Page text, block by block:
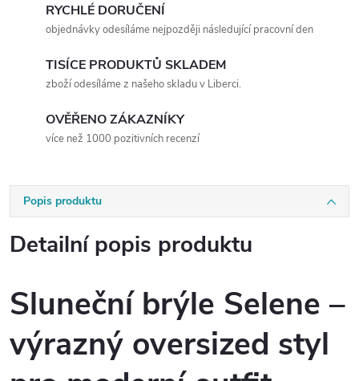
RYCHLÉ DORUČENÍ
objednávky odesíláme nejpozději následující pracovní den
TISÍCE PRODUKTŮ SKLADEM
zboží odesíláme z našeho skladu v Liberci.
OVĚŘENO ZÁKAZNÍKY
více než 1000 pozitivních recenzí
Popis produktu
Detailní popis produktu
Sluneční brýle Selene –
výrazný oversized styl